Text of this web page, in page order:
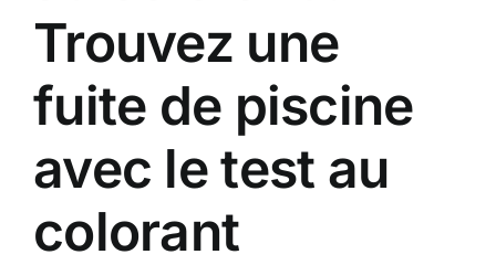
Trouvez une
fuite de piscine
avec le test au
colorant